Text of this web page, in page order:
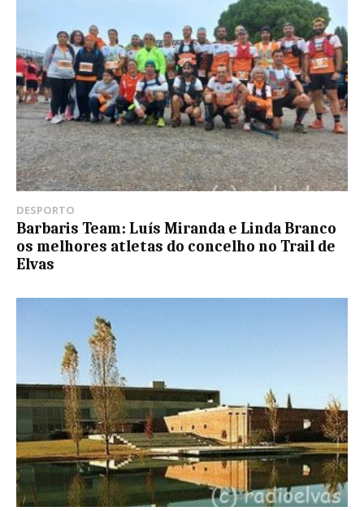
DESPORTO
Barbaris Team: Luís Miranda e Linda Branco
os melhores atletas do concelho no Trail de
Elvas